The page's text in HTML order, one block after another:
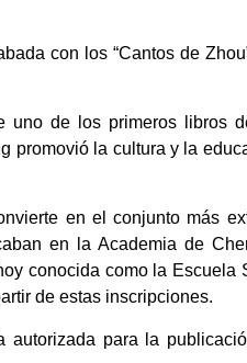
con los “Cantos de
uno de los primeros libros
promovió la cultura y la
en el conjunto más
en la Academia de
conocida como la Escuela
de estas inscripciones.
autorizada para la